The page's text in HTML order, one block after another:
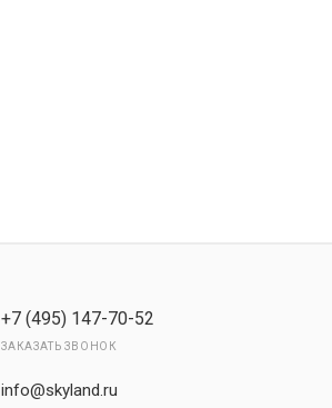
+7 (495) 147-70-52
ЗАКАЗАТЬ ЗВОНОК
info@skyland.ru